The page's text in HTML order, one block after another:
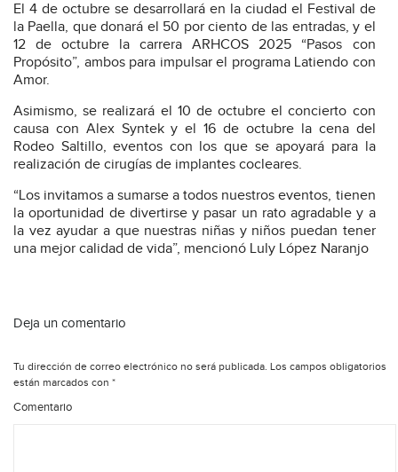
El 4 de octubre se desarrollará en la ciudad el Festival de
la Paella, que donará el 50 por ciento de las entradas, y el
12 de octubre la carrera ARHCOS 2025 “Pasos con
Propósito”, ambos para impulsar el programa Latiendo con
Amor.
Asimismo, se realizará el 10 de octubre el concierto con
causa con Alex Syntek y el 16 de octubre la cena del
Rodeo Saltillo, eventos con los que se apoyará para la
realización de cirugías de implantes cocleares.
“Los invitamos a sumarse a todos nuestros eventos, tienen
la oportunidad de divertirse y pasar un rato agradable y a
la vez ayudar a que nuestras niñas y niños puedan tener
una mejor calidad de vida”, mencionó Luly López Naranjo
Deja un comentario
Tu dirección de correo electrónico no será publicada. Los campos obligatorios
están marcados con *
Comentario